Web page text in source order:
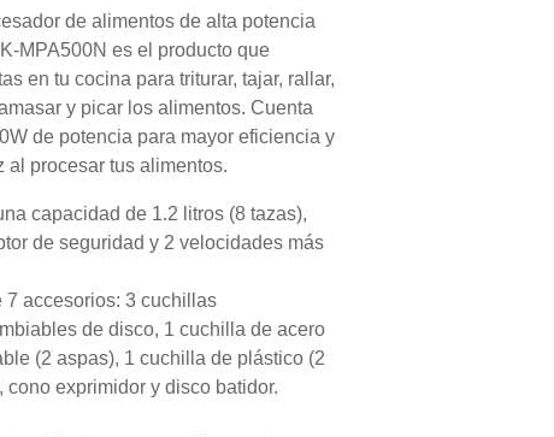
de alimentos de alta potencia
MPA500N es el producto que
en tu cocina para triturar, tajar, rallar,
y picar los alimentos. Cuenta
de potencia para mayor eficiencia y
al procesar tus alimentos.
capacidad de 1.2 litros (8 tazas),
de seguridad y 2 velocidades más
7 accesorios: 3 cuchillas
de disco, 1 cuchilla de acero
(2 aspas), 1 cuchilla de plástico (2
cono exprimidor y disco batidor.